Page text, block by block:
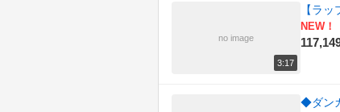
no image
3:17
【ラ
NEW！
◆ダン